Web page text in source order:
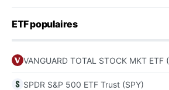
ETF populaires
VANGUARD TOTAL STOCK MKT ETF
SPDR S&P 500 ETF Trust (SPY)